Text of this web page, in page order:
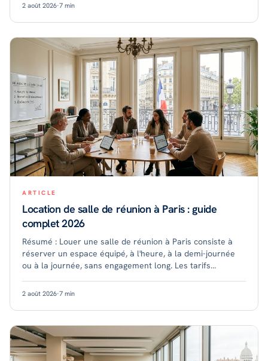
2 août 2026·7 min
ARTICLE
Location de salle de réunion à Paris : guide
complet 2026
Résumé : Louer une salle de réunion à Paris consiste à
réserver un espace équipé, à l'heure, à la demi-journée
ou à la journée, sans engagement long. Les tarifs
2 août 2026·7 min